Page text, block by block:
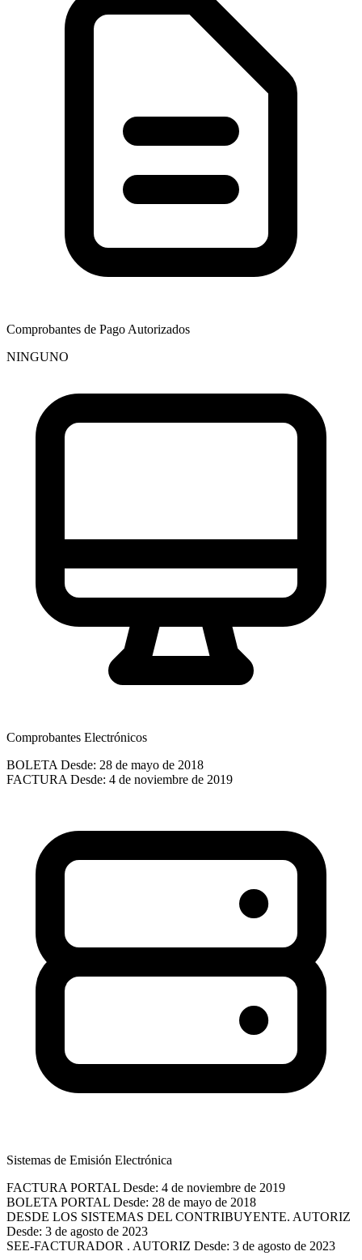
Comprobantes de Pago Autorizados
NINGUNO
Comprobantes Electrónicos
BOLETA Desde: 28 de mayo de 2018
FACTURA Desde: 4 de noviembre de 2019
Sistemas de Emisión Electrónica
FACTURA PORTAL Desde: 4 de noviembre de 2019
BOLETA PORTAL Desde: 28 de mayo de 2018
DESDE LOS SISTEMAS DEL CONTRIBUYENTE. AUTORIZ
Desde: 3 de agosto de 2023
SEE-FACTURADOR . AUTORIZ Desde: 3 de agosto de 2023